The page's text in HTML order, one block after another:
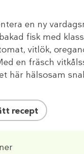
en ny
fisk med
vitlök,
en fräsch
här hälsosam
recept